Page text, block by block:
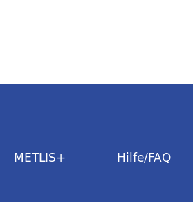
METLIS+ Hilfe/FAQ